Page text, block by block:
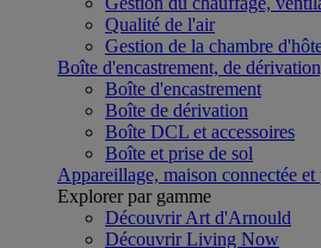
Qualité de l'air
Gestion de la chambre
Boîte d'encastrement, de
Boîte d'encastrement
Boîte de dérivation
Boîte DCL et accessoires
Boîte et prise de sol
Appareillage, maison connectée et
Explorer par gamme
Découvrir Art d'Arnould
Découvrir Living Now